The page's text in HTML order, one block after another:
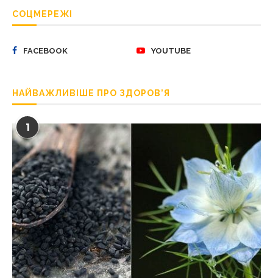
СОЦМЕРЕЖІ
FACEBOOK YOUTUBE
НАЙВАЖЛИВІШЕ ПРО ЗДОРОВ’Я
1